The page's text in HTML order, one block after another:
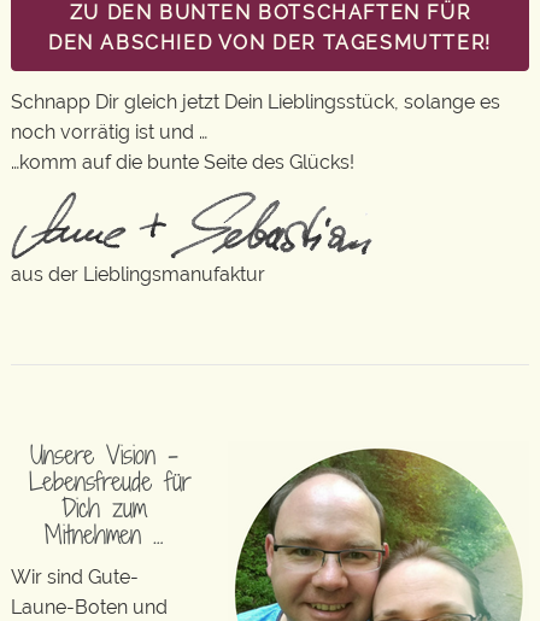
ZU DEN BUNTEN BOTSCHAFTEN FÜR
DEN ABSCHIED VON DER TAGESMUTTER!
Schnapp Dir gleich jetzt Dein Lieblingsstück, solange es
noch vorrätig ist und …
…komm auf die bunte Seite des Glücks!
aus der Lieblingsmanufaktur
Unsere Vision –
Lebensfreude für
Dich zum
Mitnehmen …
Wir sind Gute-
Laune-Boten und